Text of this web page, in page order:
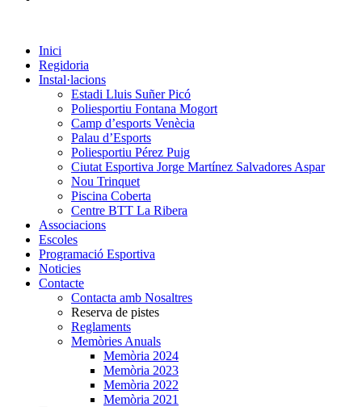
Inici
Regidoria
Instal·lacions
Estadi Lluis Suñer Picó
Poliesportiu Fontana Mogort
Camp d’esports Venècia
Palau d’Esports
Poliesportiu Pérez Puig
Ciutat Esportiva Jorge Martínez Salvadores Aspar
Nou Trinquet
Piscina Coberta
Centre BTT La Ribera
Associacions
Escoles
Programació Esportiva
Noticies
Contacte
Contacta amb Nosaltres
Reserva de pistes
Reglaments
Memòries Anuals
Memòria 2024
Memòria 2023
Memòria 2022
Memòria 2021